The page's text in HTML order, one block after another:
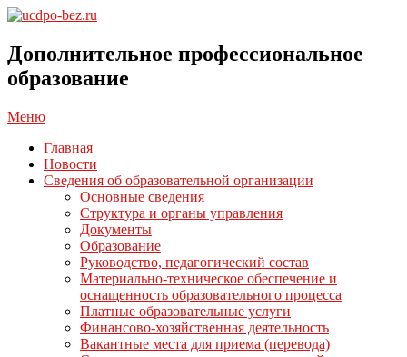
Перейти
содержимому
bez.ru
Дополнительное профессиональное
образование
Главное
меню
Меню
Главная
Новости
Сведения об образовательной организации
Основные сведения
Структура и органы управления
Документы
Образование
Руководство, педагогический состав
Материально-техническое обеспечение и
оснащенность образовательного процесса
Платные образовательные услуги
Финансово-хозяйственная деятельность
Вакантные места для приема (перевода)